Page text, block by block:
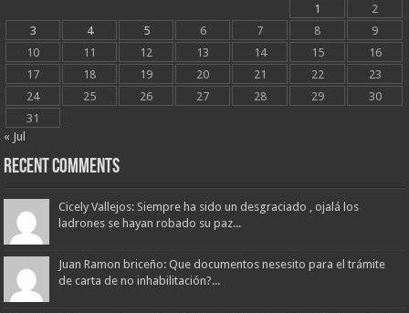
1
2
3
4 5 6 7 8
9
10
11 12 13 14 15
16
17
18 19 20 21 22
23
24
25 26 27 28 29
30
31
« Jul
Recent Comments
Cicely Vallejos: Siempre ha sido un desgraciado , ojalá los
ladrones se hayan robado su paz...
Juan Ramon briceño: Que documentos nesesito para el trámite
de carta de no inhabilitación?...